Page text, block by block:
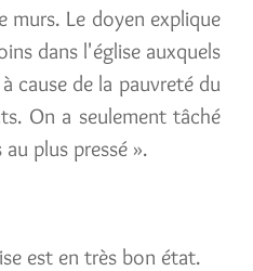
murs. Le doyen explique
dans l'église auxquels
cause de la pauvreté du
On a seulement tâché
plus pressé ».
est en très bon état.